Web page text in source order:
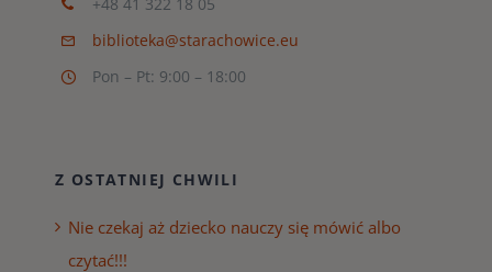
+48 41 322 18 05
biblioteka@starachowice.eu
Pon – Pt: 9:00 – 18:00
Z OSTATNIEJ CHWILI
Nie czekaj aż dziecko nauczy się mówić albo
czytać!!!